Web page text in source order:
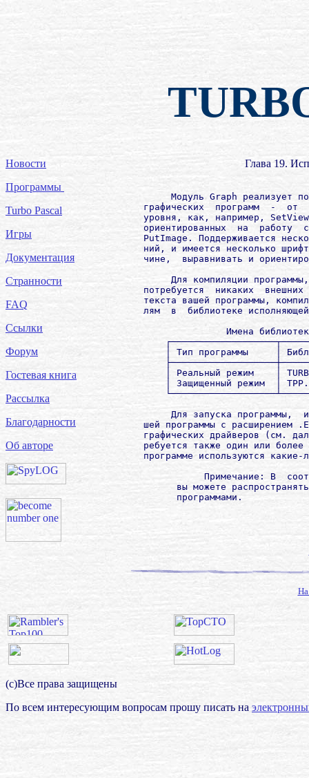
Новости
Программы
Turbo Pascal
Игры
Документация
Странности
FAQ
Ссылки
Форум
Гостевая книга
Рассылка
Благодарности
Об авторе
Глава 19.
Модуль Graph реализует
графических  программ  -  от
уровня, как, например,
ориентированных  на  работу
РutImage. Поддерживается
ний, и имеется несколько
чине,  выравнивать и
Для компиляции
потребуется  никаких
текста вашей программы,
лям  в  библиотеке
Имена
│ Тип программы     │
│ Реальный режим    │
│ Защищенный режим  │
Для запуска программы,
шей программы с расширением
графических драйверов (см.
ребуется также один или
программе используются какие-
Примечание: В
вы можете
(с)Все права защищены
По всем интересующим вопросам прошу писать на